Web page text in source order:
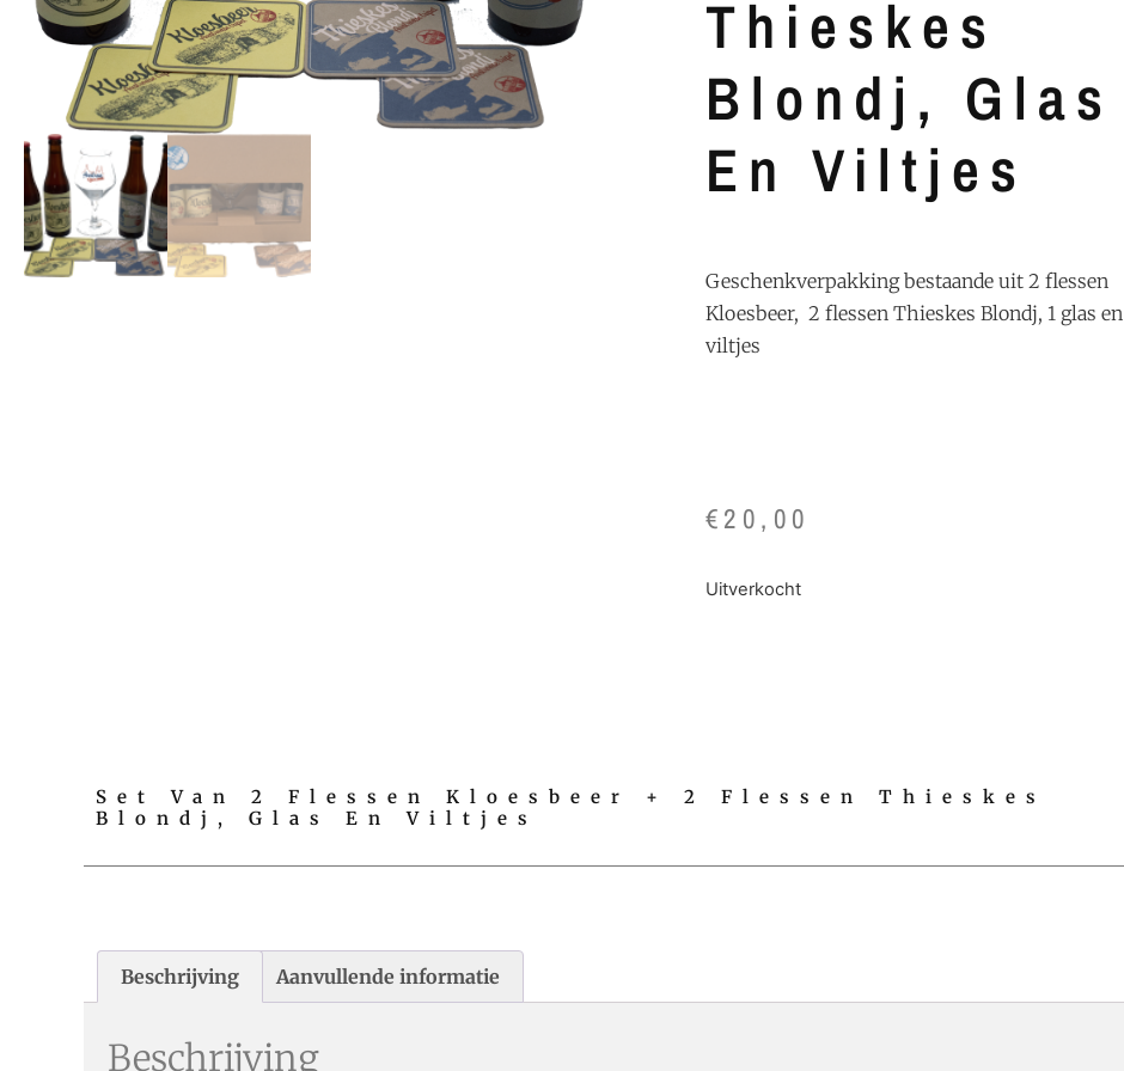
Thieskes
Blondj, Glas
En Viltjes
Geschenkverpakking bestaande uit 2 flessen
Kloesbeer, 2 flessen Thieskes Blondj, 1 glas en
viltjes
€20,00
Uitverkocht
Set Van 2 Flessen Kloesbeer + 2 Flessen Thieskes
Blondj, Glas En Viltjes
Beschrijving Aanvullende informatie
Beschrijving